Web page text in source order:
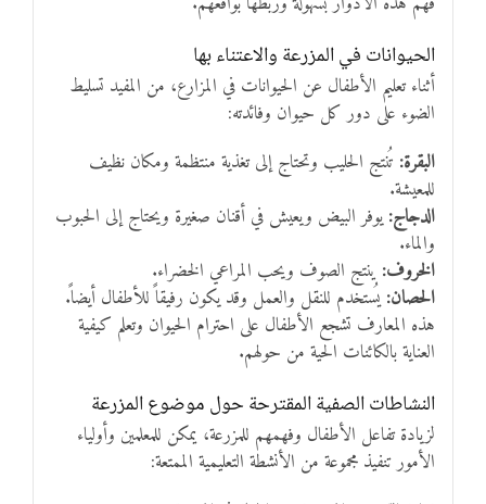
الحيوانات في المزرعة والاعتناء بها
أثناء تعليم الأطفال عن الحيوانات في المزارع، من المفيد تسليط
الضوء على دور كل حيوان وفائدته:
البقرة: تُنتج الحليب وتحتاج إلى تغذية منتظمة ومكان نظيف
للمعيشة.
الدجاج:يوفر البيض ويعيش في أقنان صغيرة ويحتاج إلى الحبوب
والماء.
الخروف: ينتج الصوف ويحب المراعي الخضراء.
الحصان:يُستخدم للنقل والعمل وقد يكون رفيقاً للأطفال أيضاً.
هذه المعارف تشجع الأطفال على احترام الحيوان وتعلم كيفية
العناية بالكائنات الحية من حولهم.
النشاطات الصفية المقترحة حول موضوع المزرعة
لزيادة تفاعل الأطفال وفهمهم للمزرعة، يمكن للمعلمين وأولياء
الأمور تنفيذ مجموعة من الأنشطة التعليمية الممتعة: